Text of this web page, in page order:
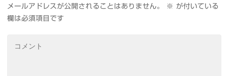
メールアドレスが公開されることはありません。 ※ が付いている
欄は必須項目です